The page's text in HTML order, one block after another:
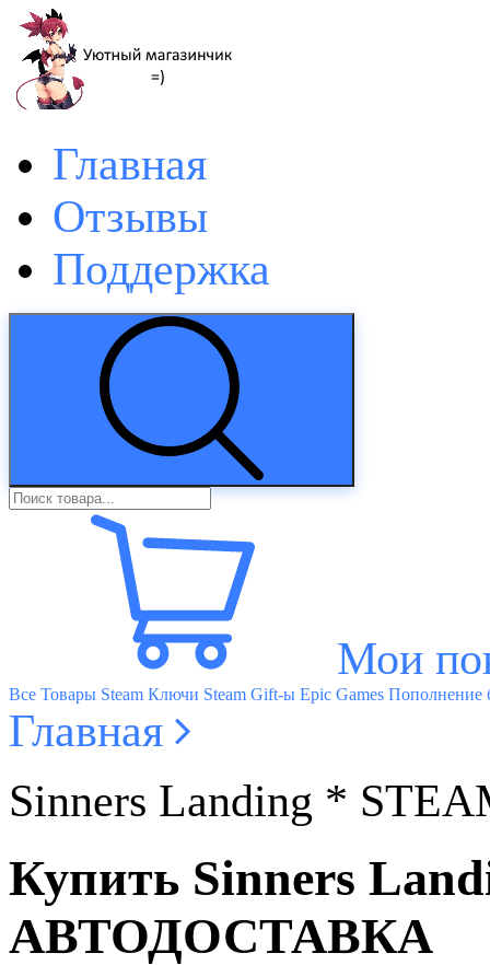
Главная
Отзывы
Поддержка
Мои
Все Товары Steam Ключи Steam Gift-ы Epic Games Пополнение
Главная
Sinners Landing *
Купить Sinners
АВТОДОСТАВКА